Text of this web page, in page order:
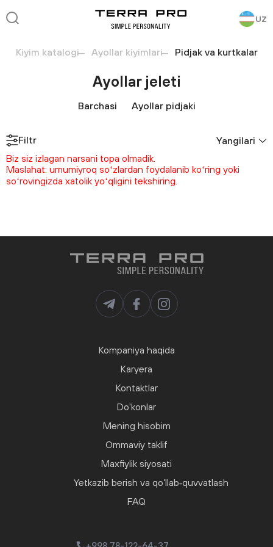
UZ
Kiyim katalogi Ayollar kiyimlari Pidjak va kurtkalar
Ayollar jeleti
Barchasi Ayollar pidjaki
Filtr
Yangilari
Biz siz izlagan narsani topa olmadik.
Maslahat: umumiyroq soʻzlardan foydalanib koʻring yoki
soʻrovingizda xatolik yoʻqligini tekshiring.
Kompaniya haqida
Karyera
Kontaktlar
Do'konlar
Mening hisobim
Ommaviy taklif
Maxfiylik siyosati
Yetkazib berish va qo‘llab‑quvvatlash
FAQ